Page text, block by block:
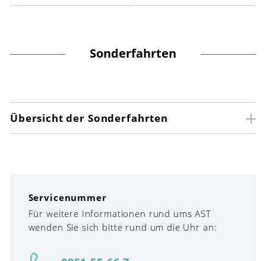
Sonderfahrten
Übersicht der Sonderfahrten
Servicenummer
Für weitere Informationen rund ums AST
wenden Sie sich bitte rund um die Uhr an: